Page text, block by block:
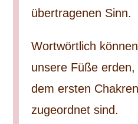
übertragenen Sinn.
Wortwörtlich
unsere Füße
dem ersten
zugeordnet sind.